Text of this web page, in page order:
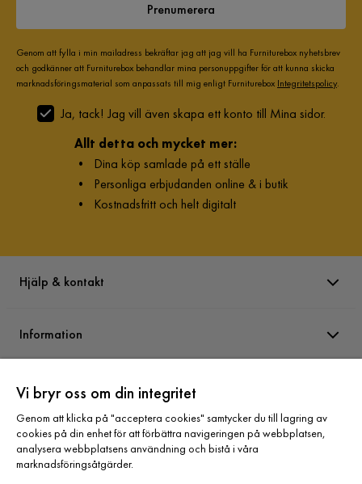
Prenumerera
Genom att fylla i min mailadress bekräftar jag att jag vill ha Furniturebox nyhetsbrev
och godkänner att Furniturebox behandlar mina personuppgifter för att kunna skicka
marknadsföringsmaterial som anpassats till mig enligt Furniturebox Integritetspolicy.
Ja, tack! Jag vill även skapa ett konto till Mina sidor.
Allt detta och mycket mer:
• Dina köp samlade på ett ställe
• Personliga erbjudanden online & i butik
• Kostnadsfritt och helt digitalt
Hjälp & kontakt
Information
Varumärken
Sortiment
Vi bryr oss om din integritet
Genom att klicka på "acceptera cookies" samtycker du till lagring av
cookies på din enhet för att förbättra navigeringen på webbplatsen,
analysera webbplatsens användning och bistå i våra
marknadsföringsåtgärder.